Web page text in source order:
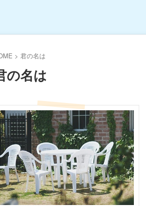
> 君の名は
の名は